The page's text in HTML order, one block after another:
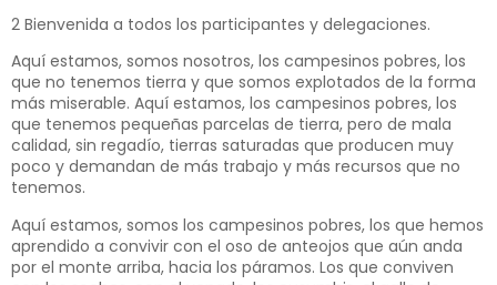
2 Bienvenida a todos los participantes y delegaciones.
Aquí estamos, somos nosotros, los campesinos pobres, los
que no tenemos tierra y que somos explotados de la forma
más miserable. Aquí estamos, los campesinos pobres, los
que tenemos pequeñas parcelas de tierra, pero de mala
calidad, sin regadío, tierras saturadas que producen muy
poco y demandan de más trabajo y más recursos que no
tenemos.
Aquí estamos, somos los campesinos pobres, los que hemos
aprendido a convivir con el oso de anteojos que aún anda
por el monte arriba, hacia los páramos. Los que conviven